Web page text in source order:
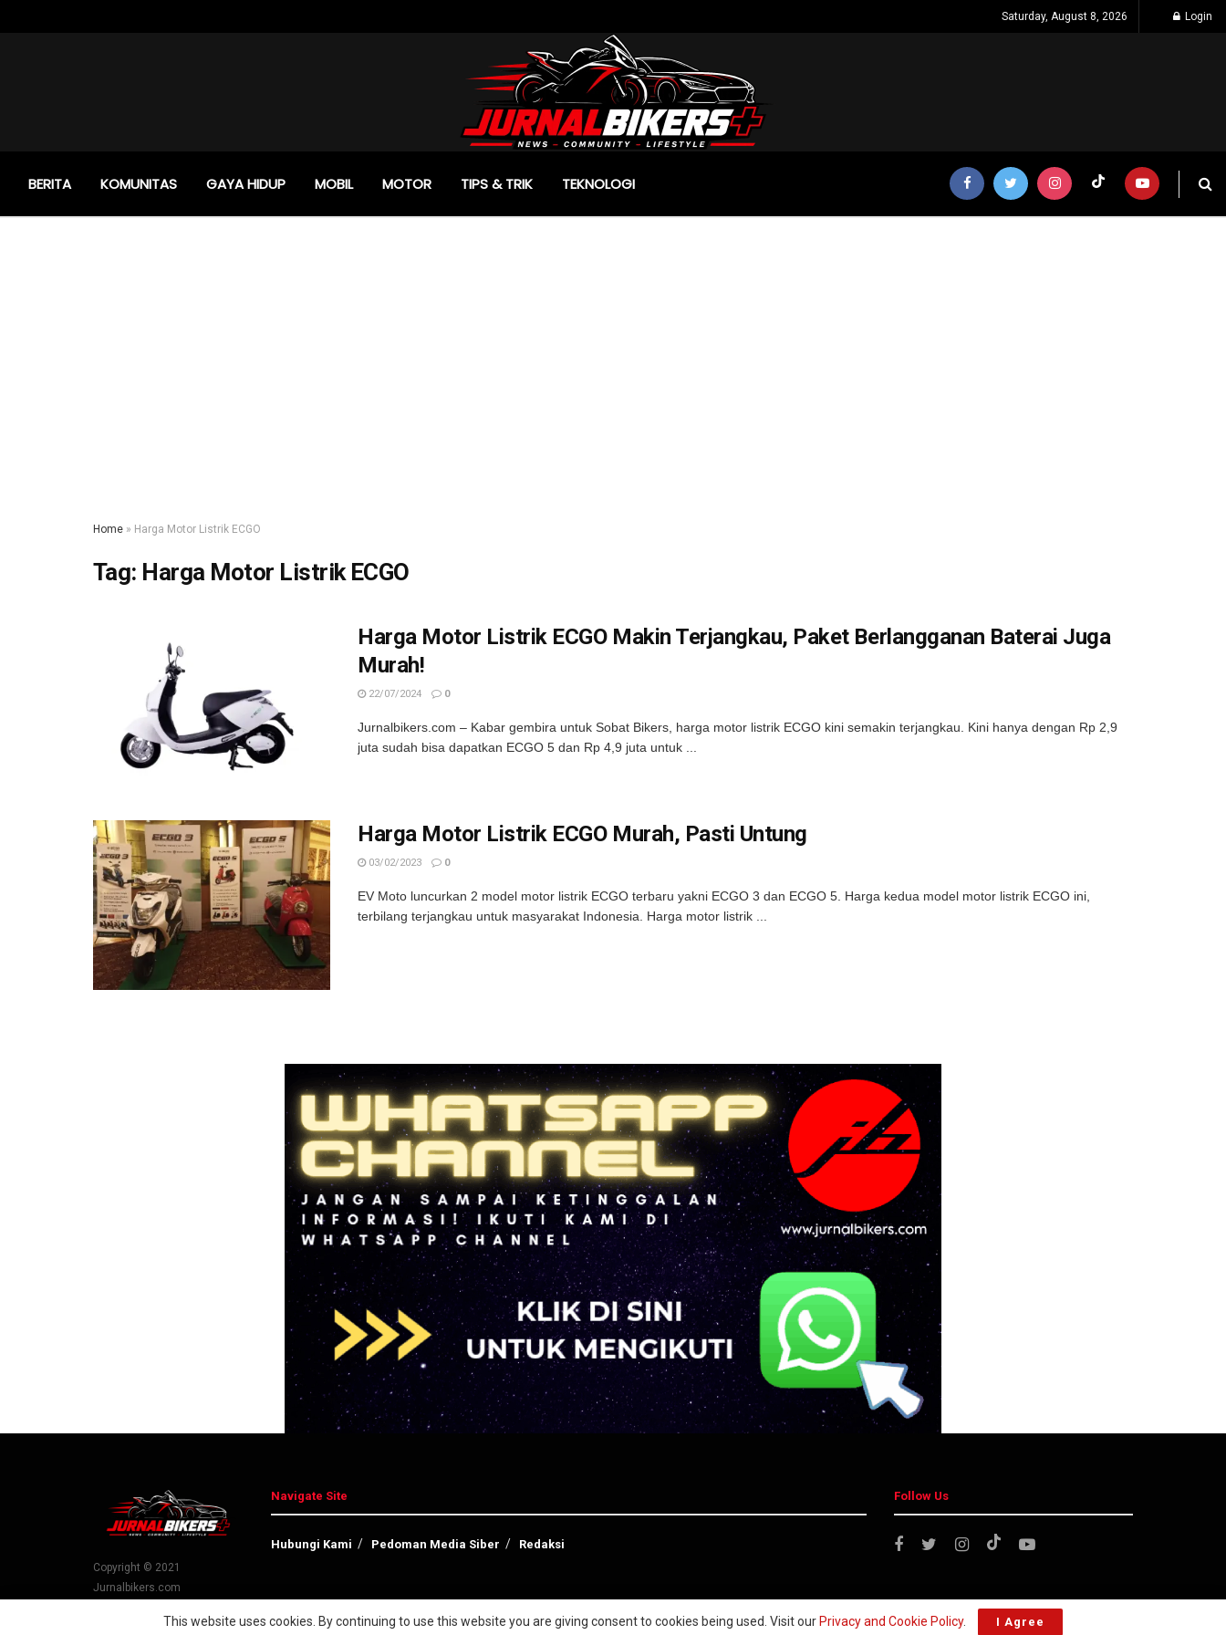
Saturday, August 8, 2026 Login
BERITA KOMUNITAS GAYA HIDUP MOBIL MOTOR TIPS & TRIK TEKNOLOGI
Home » Harga Motor Listrik ECGO
Tag: Harga Motor Listrik ECGO
Harga Motor Listrik ECGO Makin Terjangkau, Paket Berlangganan Baterai Juga
Murah!
22/07/2024 0
Jurnalbikers.com – Kabar gembira untuk Sobat Bikers, harga motor listrik ECGO kini semakin terjangkau. Kini hanya dengan Rp 2,9
juta sudah bisa dapatkan ECGO 5 dan Rp 4,9 juta untuk ...
Harga Motor Listrik ECGO Murah, Pasti Untung
03/02/2023 0
EV Moto luncurkan 2 model motor listrik ECGO terbaru yakni ECGO 3 dan ECGO 5. Harga kedua model motor listrik ECGO ini,
terbilang terjangkau untuk masyarakat Indonesia. Harga motor listrik ...
Copyright © 2021
Jurnalbikers.com
Navigate Site
Hubungi Kami Pedoman Media Siber Redaksi
Follow Us
This website uses cookies. By continuing to use this website you are giving consent to cookies being used. Visit our Privacy and Cookie Policy. I Agree